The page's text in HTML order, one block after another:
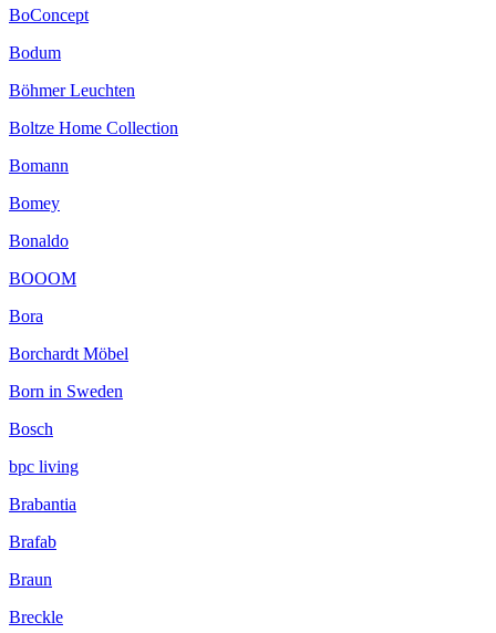
BoConcept
Bodum
Böhmer Leuchten
Boltze Home Collection
Bomann
Bomey
Bonaldo
BOOOM
Bora
Borchardt Möbel
Born in Sweden
Bosch
bpc living
Brabantia
Brafab
Braun
Breckle